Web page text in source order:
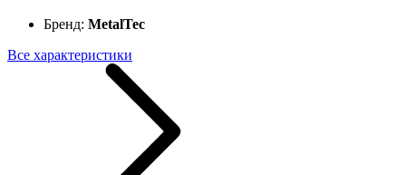
Бренд: MetalTec
Все характеристики